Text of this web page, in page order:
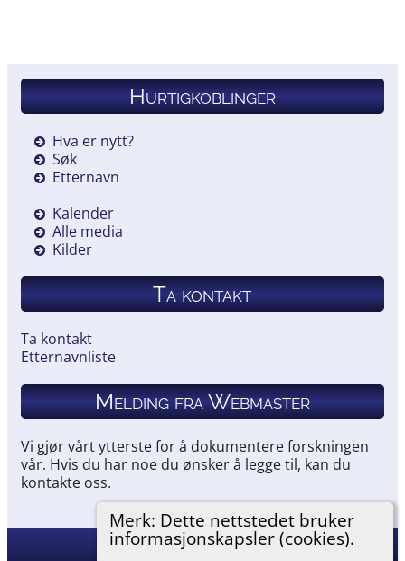
Merk: Dette nettstedet bruker
informasjonskapsler (cookies).
Hurtigkoblinger
Hva er nytt?
Søk
Etternavn
Kalender
Alle media
Kilder
Ta kontakt
Ta kontakt
Etternavnliste
Melding fra Webmaster
Vi gjør vårt ytterste for å dokumentere forskningen
vår. Hvis du har noe du ønsker å legge til, kan du
kontakte oss.
Hemneslekt 2026